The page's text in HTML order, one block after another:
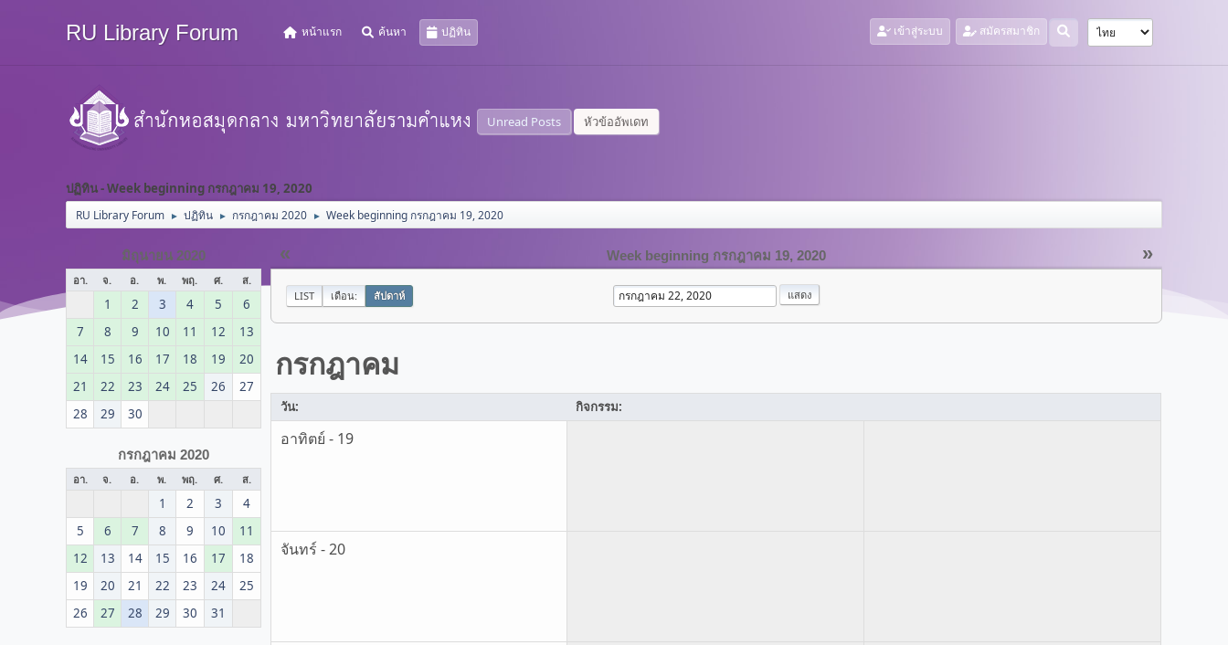
RU Library Forum หน้าแรก ค้นหา ปฏิทิน เข้าสู่ระบบ สมัครสมาชิก
Unread Posts หัวข้ออัพเดท
ปฏิทิน - Week beginning กรกฎาคม 19, 2020
RU Library Forum ► ปฏิทิน ► กรกฎาคม 2020 ► Week beginning กรกฎาคม 19, 2020
มิถุนายน 2020
อา. จ. อ. พ. พฤ. ศ. ส.
1 2 3 4 5
6
7
8 9 10 11 12
13
14
15 16 17 18 19
20
21
22 23 24 25 26
27
28
29 30
กรกฎาคม 2020
อา. จ. อ. พ. พฤ. ศ. ส.
1 2 3
4
5
6 7 8 9 10
11
12
13 14 15 16 17
18
19
20 21 22 23 24
25
26
27 28 29 30 31
« »
Week beginning กรกฎาคม 19, 2020
LIST เดือน: สัปดาห์
กรกฎาคม
วัน: กิจกรรม:
อาทิตย์ - 19
จันทร์ - 20